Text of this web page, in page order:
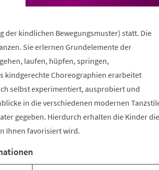
kindlichen Bewegungsmuster) statt. Die
Sie erlernen Grundelemente der
laufen, hüpfen, springen,
kindgerechte Choreographien erarbeitet
selbst experimentiert, ausprobiert und
in die verschiedenen modernen
gegeben. Hierdurch erhalten die Kinder die
Ihnen favorisiert wird.